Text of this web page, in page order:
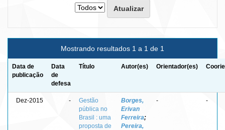
Mostrando resultados 1 a 1 de 1
Data de
publicação
Data
de
defesa
Título Autor(es) Orientador(es)
Dez-2015 -
Gestão
pública no
Brasil : uma
proposta de
Borges,
Erivan
Ferreira;
Pereira,
- -